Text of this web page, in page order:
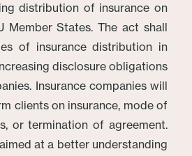
distribution of insurance on
Member States. The act shall
of insurance distribution in
disclosure obligations
Insurance companies will
clients on insurance, mode of
or termination of agreement.
at a better understanding